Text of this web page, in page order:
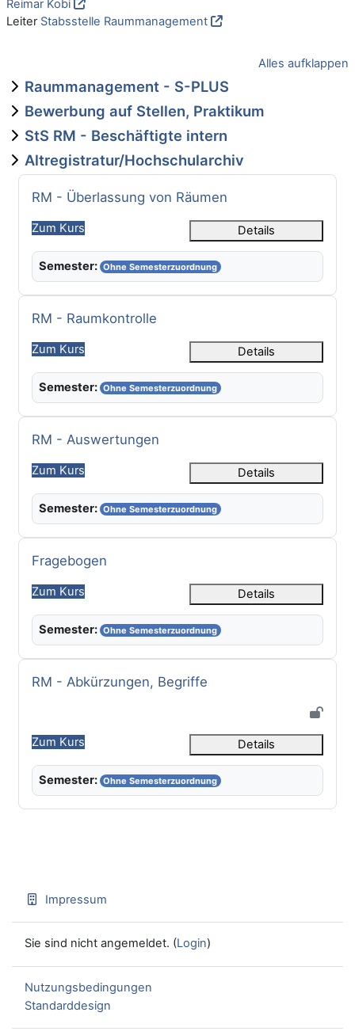
Reimar Kobi
Leiter Stabsstelle Raummanagement
Alles aufklappen
Raummanagement - S-PLUS
Bewerbung auf Stellen, Praktikum
StS RM - Beschäftigte intern
Altregistratur/Hochschularchiv
Kursname
RM - Überlassung von Räumen
Zum Kurs Details
Semester: Ohne Semesterzuordnung
Kursname
RM - Raumkontrolle
Zum Kurs Details
Semester: Ohne Semesterzuordnung
Kursname
RM - Auswertungen
Zum Kurs Details
Semester: Ohne Semesterzuordnung
Kursname
Fragebogen
Zum Kurs Details
Semester: Ohne Semesterzuordnung
Kursname
RM - Abkürzungen, Begriffe
Zum Kurs Details
Semester: Ohne Semesterzuordnung
Impressum
Sie sind nicht angemeldet. (Login)
Nutzungsbedingungen
Standarddesign